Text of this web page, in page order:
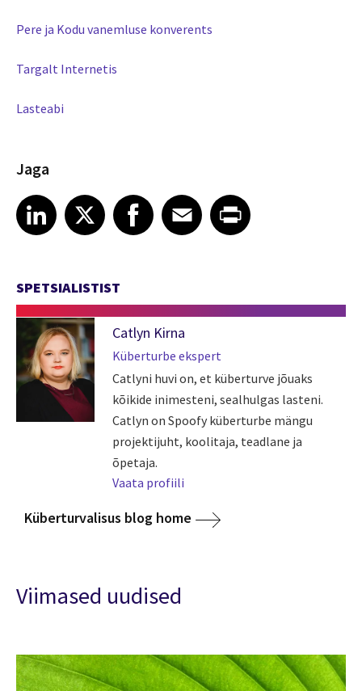
Pere ja Kodu vanemluse konverents
Targalt Internetis
Lasteabi
Jaga
Share article on LinkedIn
LinkedIn
Share article on XShare article on Facebook
Facebook
Share article on Email
EmailShare article on Print
SPETSIALISTIST
Catlyn Kirna
Küberturbe ekspert
Catlyni huvi on, et küberturve jõuaks
kõikide inimesteni, sealhulgas lasteni.
Catlyn on Spoofy küberturbe mängu
projektijuht, koolitaja, teadlane ja
õpetaja.
Vaata profiili
Küberturvalisus blog home
Viimased uudised